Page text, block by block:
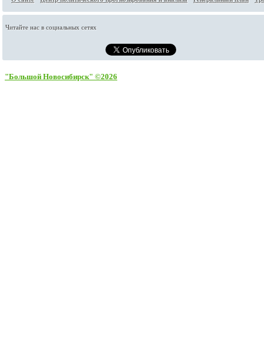
Читайте нас в социальных сетях
"Большой Новосибирск" ©2026